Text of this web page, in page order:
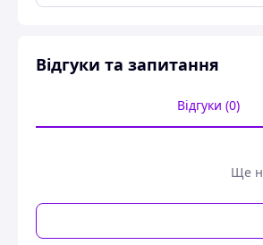
Упаковка
Відгуки та запитання
Відгуки (0)
Ще